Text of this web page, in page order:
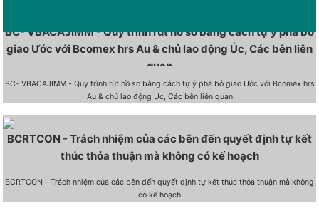
BC- VBACAJIMM - Quy trình rút hồ sơ bằng cách tự ý phá bỏ
giao Ước với Bcomex hrs Au & chủ lao động Úc, Các bên liên
quan
BC- VBACAJIMM - Quy trình rút hồ sơ bằng cách tự ý phá bỏ giao Ước với Bcomex hrs
Au & chủ lao động Úc, Các bên liên quan
BCRTCON - Trách nhiệm của các bên đến quyết định tự kết
thúc thỏa thuận mà không có kế hoạch
BCRTCON - Trách nhiệm của các bên đến quyết định tự kết thúc thỏa thuận mà không
có kế hoạch